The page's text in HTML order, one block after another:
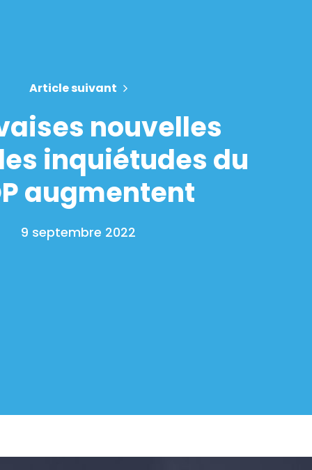
Article suivant
nouvelles
inquiétudes du
augmentent
9 septembre 2022